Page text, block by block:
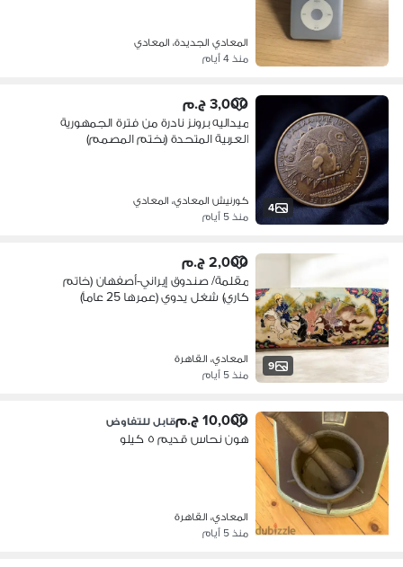
المعادي الجديدة، المعادي
منذ 4 أيام
4
3,000 ج.م
ميداليه برونز نادرة من فترة الجمهورية
العربية المتحدة (بختم المصمم)
كورنيش المعادي، المعادي
منذ 5 أيام
9
2,000 ج.م
مقلمة/ صندوق إيراني-أصفهان (خاتم
كاري) شغل يدوي (عمرها 25 عاماً)
المعادي، القاهرة
منذ 5 أيام
10,000 ج.م قابل للتفاوض
هون نحاس قديم ٥ كيلو
المعادي، القاهرة
منذ 5 أيام